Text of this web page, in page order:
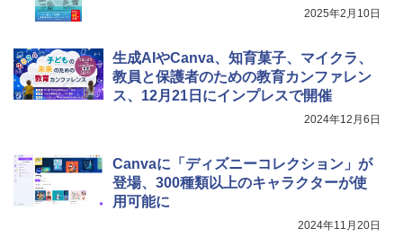
2025年2月10日
生成AIやCanva、知育菓子、マイクラ、
教員と保護者のための教育カンファレン
ス、12月21日にインプレスで開催
2024年12月6日
Canvaに「ディズニーコレクション」が
登場、300種類以上のキャラクターが使
用可能に
2024年11月20日